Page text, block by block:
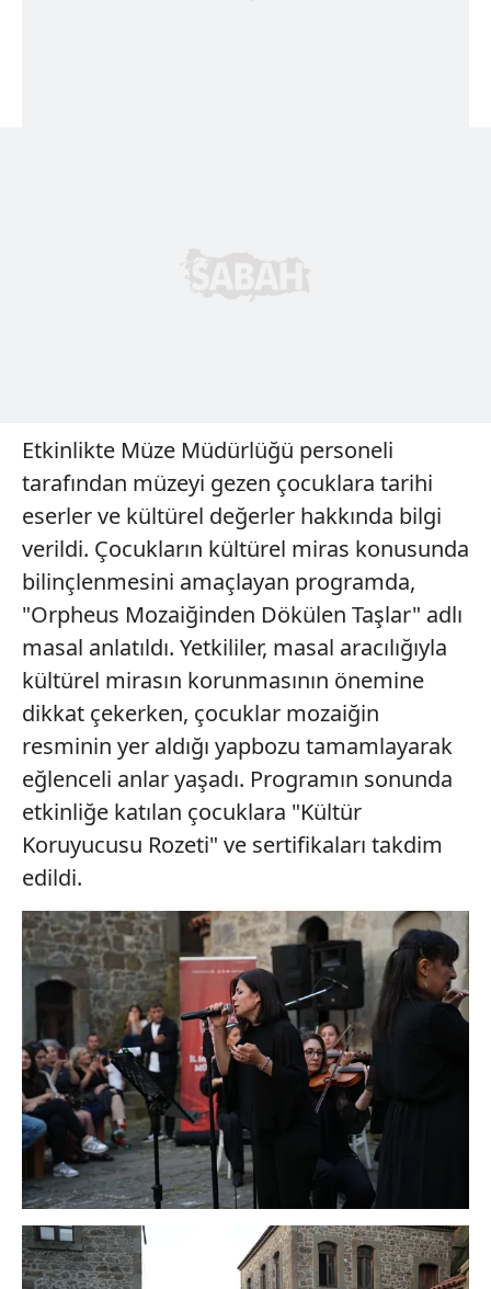
Etkinlikte Müze Müdürlüğü personeli
tarafından müzeyi gezen çocuklara tarihi
eserler ve kültürel değerler hakkında bilgi
verildi. Çocukların kültürel miras konusunda
bilinçlenmesini amaçlayan programda,
"Orpheus Mozaiğinden Dökülen Taşlar" adlı
masal anlatıldı. Yetkililer, masal aracılığıyla
kültürel mirasın korunmasının önemine
dikkat çekerken, çocuklar mozaiğin
resminin yer aldığı yapbozu tamamlayarak
eğlenceli anlar yaşadı. Programın sonunda
etkinliğe katılan çocuklara "Kültür
Koruyucusu Rozeti" ve sertifikaları takdim
edildi.